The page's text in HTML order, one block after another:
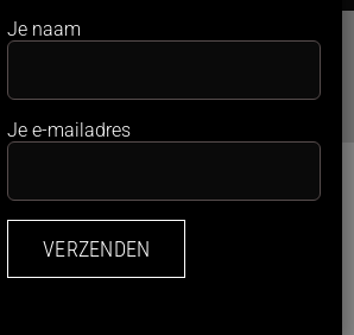
Gardens Magazine | All Rights Reserved |
Facebook
Instagram
Je naam
Je e-mailadres